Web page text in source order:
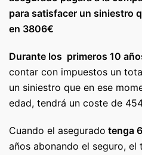
para satisfacer un siniestro
en 3806€
Durante los primeros 10
contar con impuestos un
un siniestro que en ese
edad, tendrá un coste de
Cuando el asegurado tenga
años abonando el seguro,